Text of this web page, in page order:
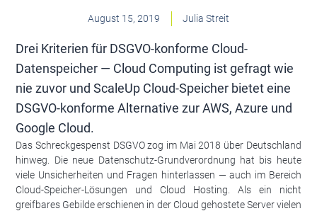
August 15, 2019 Julia Streit
Drei Kriterien für DSGVO-konforme Cloud-
Datenspeicher — Cloud Computing ist gefragt wie
nie zuvor und ScaleUp Cloud-Speicher bietet eine
DSGVO-konforme Alternative zur AWS, Azure und
Google Cloud.
Das Schreckgespenst DSGVO zog im Mai 2018 über Deutschland
hinweg. Die neue Datenschutz-Grundverordnung hat bis heute
viele Unsicherheiten und Fragen hinterlassen — auch im Bereich
Cloud-Speicher-Lösungen und Cloud Hosting. Als ein nicht
greifbares Gebilde erschienen in der Cloud gehostete Server vielen